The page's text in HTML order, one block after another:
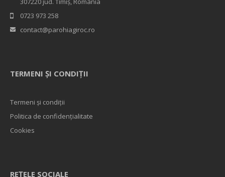
0723 973 258
contact@parohiagiroc.ro
TERMENI ȘI CONDIȚII
Termeni și condiții
Politica de confidențialitate
Cookies
REȚELE SOCIALE